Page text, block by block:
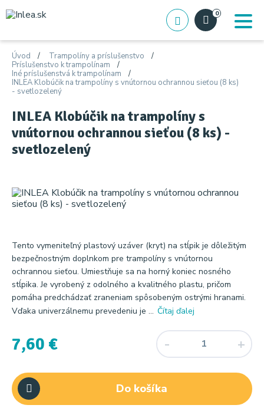
0
Úvod
Trampolíny a príslušenstvo
Príslušenstvo k trampolínam
Iné príslušenstvá k trampolínam
INLEA Klobúčik na trampolíny s vnútornou ochrannou sieťou (8 ks)
- svetlozelený
INLEA Klobúčik na trampolíny s
vnútornou ochrannou sieťou (8 ks) -
svetlozelený
Tento vymeniteľný plastový uzáver (kryt) na stĺpik je dôležitým
bezpečnostným doplnkom pre trampolíny s vnútornou
ochrannou sieťou. Umiestňuje sa na horný koniec nosného
stĺpika. Je vyrobený z odolného a kvalitného plastu, pričom
pomáha predchádzať zraneniam spôsobeným ostrými hranami.
Vďaka univerzálnemu prevedeniu je ... Čítaj ďalej
7,60 €
Do košíka